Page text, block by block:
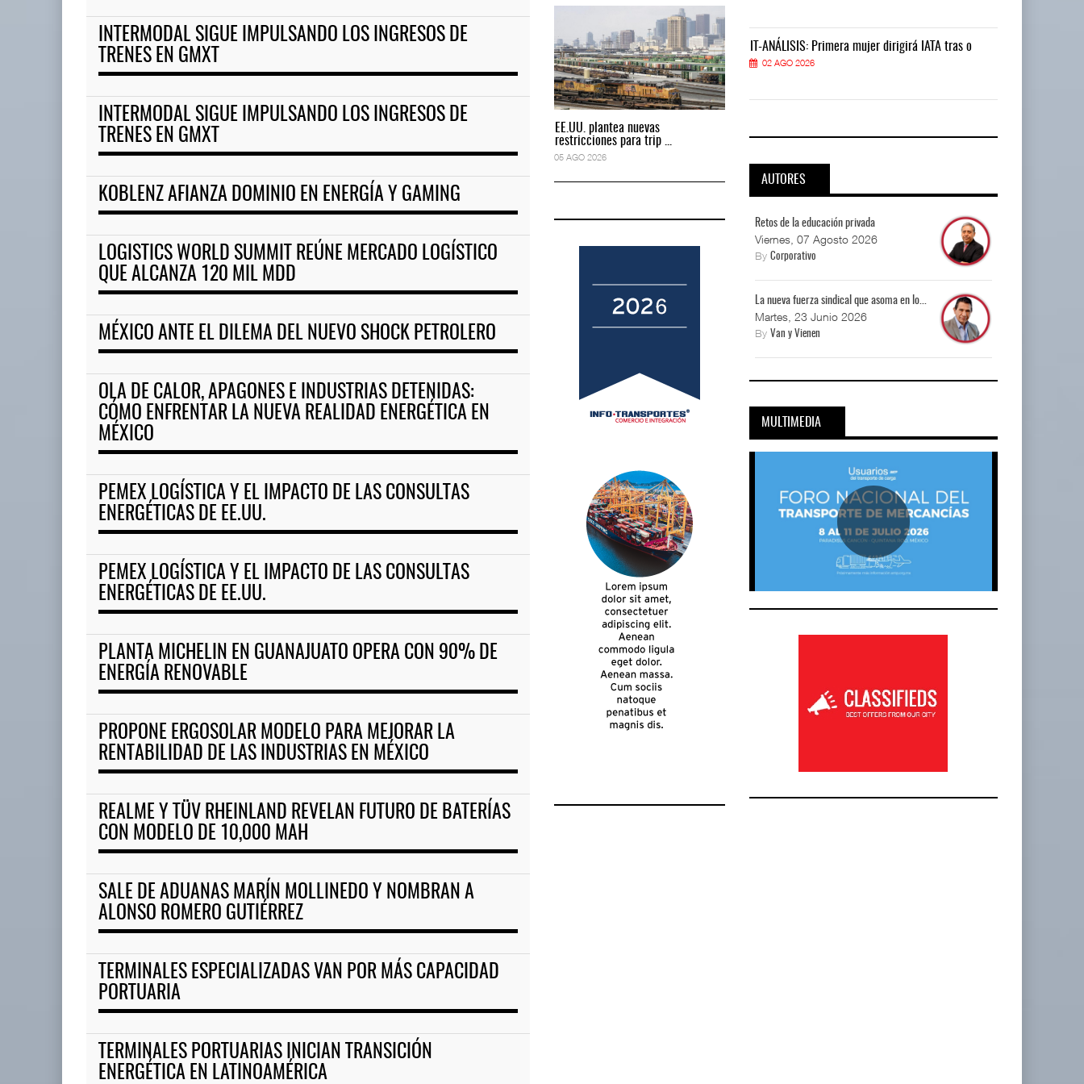
INTERMODAL SIGUE IMPULSANDO LOS INGRESOS DE
TRENES EN GMXT
INTERMODAL SIGUE IMPULSANDO LOS INGRESOS DE
TRENES EN GMXT
KOBLENZ AFIANZA DOMINIO EN ENERGÍA Y GAMING
LOGISTICS WORLD SUMMIT REÚNE MERCADO LOGÍSTICO
QUE ALCANZA 120 MIL MDD
MÉXICO ANTE EL DILEMA DEL NUEVO SHOCK PETROLERO
OLA DE CALOR, APAGONES E INDUSTRIAS DETENIDAS:
CÓMO ENFRENTAR LA NUEVA REALIDAD ENERGÉTICA EN
MÉXICO
PEMEX LOGÍSTICA Y EL IMPACTO DE LAS CONSULTAS
ENERGÉTICAS DE EE.UU.
PEMEX LOGÍSTICA Y EL IMPACTO DE LAS CONSULTAS
ENERGÉTICAS DE EE.UU.
PLANTA MICHELIN EN GUANAJUATO OPERA CON 90% DE
ENERGÍA RENOVABLE
PROPONE ERGOSOLAR MODELO PARA MEJORAR LA
RENTABILIDAD DE LAS INDUSTRIAS EN MÉXICO
REALME Y TÜV RHEINLAND REVELAN FUTURO DE BATERÍAS
CON MODELO DE 10,000 MAH
SALE DE ADUANAS MARÍN MOLLINEDO Y NOMBRAN A
ALONSO ROMERO GUTIÉRREZ
TERMINALES ESPECIALIZADAS VAN POR MÁS CAPACIDAD
PORTUARIA
TERMINALES PORTUARIAS INICIAN TRANSICIÓN
ENERGÉTICA EN LATINOAMÉRICA
EE.UU. plantea nuevas
restricciones para trip ...
05 AGO 2026 05 AGO 2026
EE.UU. plantea nuevas
restricciones para trip ...
05 AGO 2026
restricciones para trip ...
restricciones para trip ...
IT-ANÁLISIS: Primera mujer dirigirá IATA tras o IT-ANÁLISIS: Primera mujer dirigirá IATA tras o
02 AGO 2026
AUTORES
Retos de la educación privada
Viernes, 07 Agosto 2026
By Corporativo
La nueva fuerza sindical que asoma en lo...
Martes, 23 Junio 2026
By Van y Vienen
MULTIMEDIA